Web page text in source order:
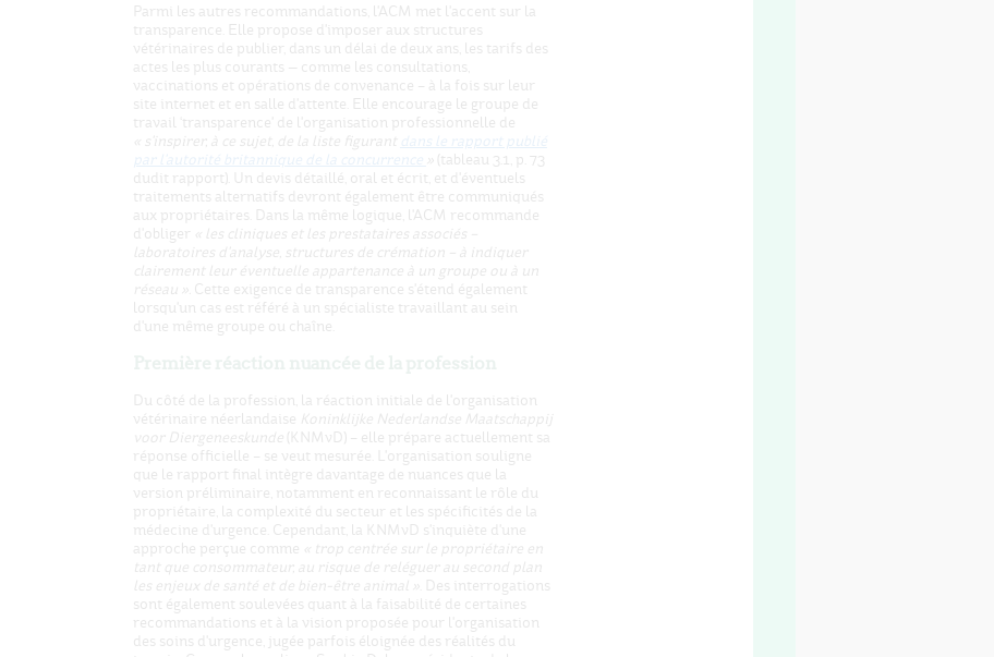
Parmi les autres recommandations, l'ACM met l'accent sur la
transparence. Elle propose d'imposer aux structures
vétérinaires de publier, dans un délai de deux ans, les tarifs des
actes les plus courants — comme les consultations,
vaccinations et opérations de convenance – à la fois sur leur
site internet et en salle d'attente. Elle encourage le groupe de
travail ‘transparence' de l'organisation professionnelle de
« s'inspirer, à ce sujet, de la liste figurant
dans le rapport publié
par l'autorité britannique de la concurrence
»(tableau 3.1, p. 73
dudit rapport). Un devis détaillé, oral et écrit, et d'éventuels
traitements alternatifs devront également être communiqués
aux propriétaires. Dans la même logique, l'ACM recommande
d'obliger
« les cliniques et les prestataires associés –
laboratoires d'analyse, structures de crémation – à indiquer
clairement leur éventuelle appartenance à un groupe ou à un
réseau ». Cette exigence de transparence s'étend également
lorsqu'un cas est référé à un spécialiste travaillant au sein
d'une même groupe ou chaîne.
Du côté de la profession, la réaction initiale de l'organisation
vétérinaire néerlandaise Koninklijke Nederlandse Maatschappij
voor Diergeneeskunde
(KNMvD) – elle prépare actuellement sa
réponse officielle – se veut mesurée. L'organisation souligne
que le rapport final intègre davantage de nuances que la
version préliminaire, notamment en reconnaissant le rôle du
propriétaire, la complexité du secteur et les spécificités de la
médecine d'urgence. Cependant, la KNMvD s'inquiète d'une
approche perçue comme
« trop centrée sur le propriétaire en
tant que consommateur, au risque de reléguer au second plan
les enjeux de santé et de bien-être animal ». Des interrogations
sont également soulevées quant à la faisabilité de certaines
recommandations et à la vision proposée pour l'organisation
des soins d'urgence, jugée parfois éloignée des réalités du